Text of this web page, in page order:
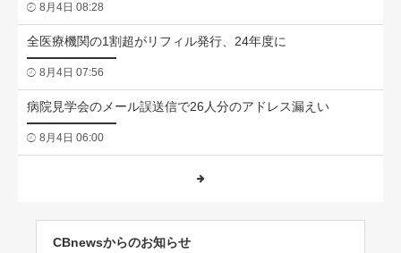
8月4日 08:28
全医療機関の1割超がリフィル発行、24年度に
8月4日 07:56
病院見学会のメール誤送信で26人分のアドレス漏えい
8月4日 06:00
CBnewsからのお知らせ